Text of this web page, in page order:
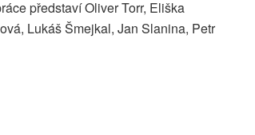
představí Oliver Torr, Eliška
Lukáš Šmejkal, Jan Slanina, Petr